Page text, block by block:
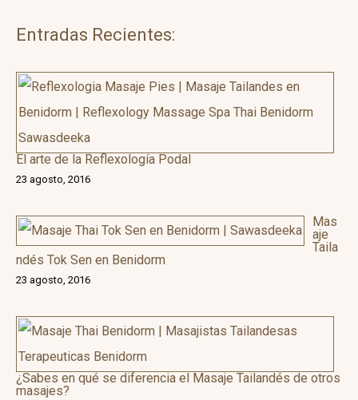
c
r
Entradas Recientes:
El arte de la Reflexología Podal
23 agosto, 2016
Mas
aje
Taila
ndés Tok Sen en Benidorm
23 agosto, 2016
¿Sabes en qué se diferencia el Masaje Tailandés de otros
masajes?